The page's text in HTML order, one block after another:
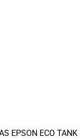
EPSON ECO